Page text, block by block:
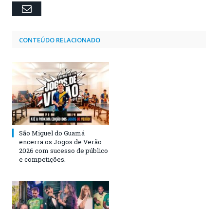
Email
CONTEÚDO RELACIONADO
São Miguel do Guamá
encerra os Jogos de Verão
2026 com sucesso de público
e competições.